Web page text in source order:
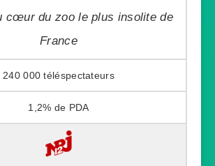
cœur du zoo le plus insolite de
France
240 000
1,2%